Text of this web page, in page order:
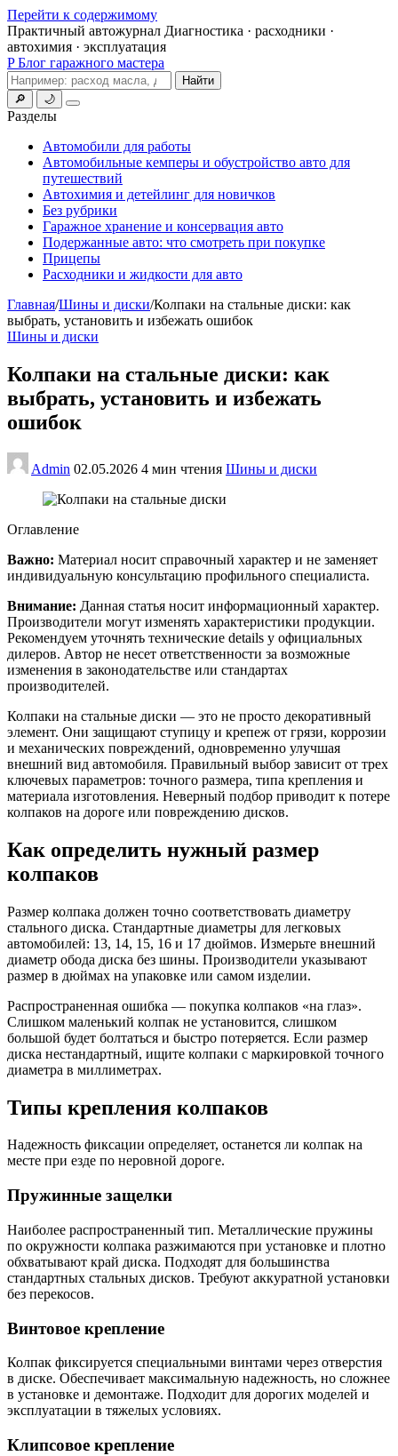
Перейти к содержимому
Практичный автожурнал Диагностика · расходники ·
автохимия · эксплуатация
P Блог гаражного мастера
Поиск
Найти
🔎
🌙
Меню
Разделы
Автомобили для работы
Автомобильные кемперы и обустройство авто для
путешествий
Автохимия и детейлинг для новичков
Без рубрики
Гаражное хранение и консервация авто
Подержанные авто: что смотреть при покупке
Прицепы
Расходники и жидкости для авто
Главная/Шины и диски/Колпаки на стальные диски: как
выбрать, установить и избежать ошибок
Шины и диски
Колпаки на стальные диски: как
выбрать, установить и избежать
ошибок
Admin 02.05.2026 4 мин чтения Шины и диски
Оглавление
Важно: Материал носит справочный характер и не заменяет
индивидуальную консультацию профильного специалиста.
Внимание: Данная статья носит информационный характер.
Производители могут изменять характеристики продукции.
Рекомендуем уточнять технические details у официальных
дилеров. Автор не несет ответственности за возможные
изменения в законодательстве или стандартах
производителей.
Колпаки на стальные диски — это не просто декоративный
элемент. Они защищают ступицу и крепеж от грязи, коррозии
и механических повреждений, одновременно улучшая
внешний вид автомобиля. Правильный выбор зависит от трех
ключевых параметров: точного размера, типа крепления и
материала изготовления. Неверный подбор приводит к потере
колпаков на дороге или повреждению дисков.
Как определить нужный размер
колпаков
Размер колпака должен точно соответствовать диаметру
стального диска. Стандартные диаметры для легковых
автомобилей: 13, 14, 15, 16 и 17 дюймов. Измерьте внешний
диаметр обода диска без шины. Производители указывают
размер в дюймах на упаковке или самом изделии.
Распространенная ошибка — покупка колпаков «на глаз».
Слишком маленький колпак не установится, слишком
большой будет болтаться и быстро потеряется. Если размер
диска нестандартный, ищите колпаки с маркировкой точного
диаметра в миллиметрах.
Типы крепления колпаков
Надежность фиксации определяет, останется ли колпак на
месте при езде по неровной дороге.
Пружинные защелки
Наиболее распространенный тип. Металлические пружины
по окружности колпака разжимаются при установке и плотно
обхватывают край диска. Подходят для большинства
стандартных стальных дисков. Требуют аккуратной установки
без перекосов.
Винтовое крепление
Колпак фиксируется специальными винтами через отверстия
в диске. Обеспечивает максимальную надежность, но сложнее
в установке и демонтаже. Подходит для дорогих моделей и
эксплуатации в тяжелых условиях.
Клипсовое крепление